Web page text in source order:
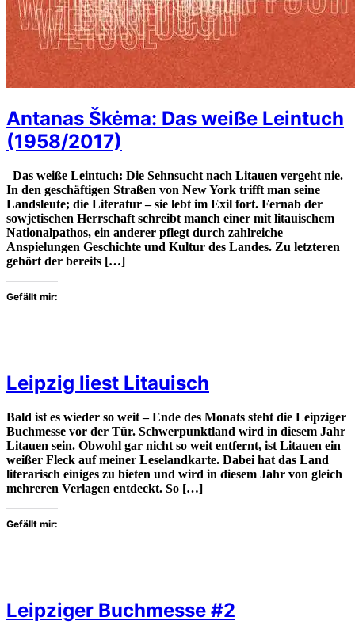
Antanas Škėma: Das weiße Leintuch
(1958/2017)
Das weiße Leintuch: Die Sehnsucht nach Litauen vergeht nie.
In den geschäftigen Straßen von New York trifft man seine
Landsleute; die Literatur – sie lebt im Exil fort. Fernab der
sowjetischen Herrschaft schreibt manch einer mit litauischem
Nationalpathos, ein anderer pflegt durch zahlreiche
Anspielungen Geschichte und Kultur des Landes. Zu letzteren
gehört der bereits […]
Gefällt mir:
Leipzig liest Litauisch
Bald ist es wieder so weit – Ende des Monats steht die Leipziger
Buchmesse vor der Tür. Schwerpunktland wird in diesem Jahr
Litauen sein. Obwohl gar nicht so weit entfernt, ist Litauen ein
weißer Fleck auf meiner Leselandkarte. Dabei hat das Land
literarisch einiges zu bieten und wird in diesem Jahr von gleich
mehreren Verlagen entdeckt. So […]
Gefällt mir:
Leipziger Buchmesse #2